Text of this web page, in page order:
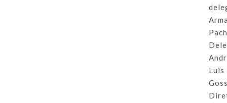
Luis